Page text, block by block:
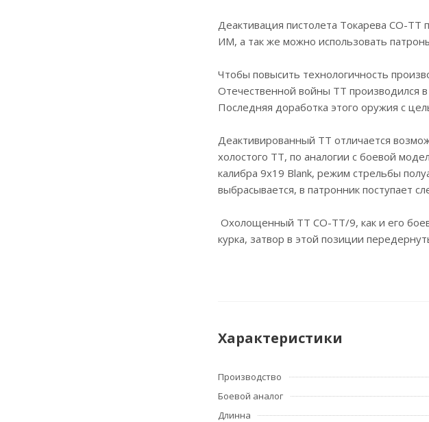
Деактивация пистолета Токарева СО-ТТ
ИМ, а так же можно использовать
Чтобы повысить технологичность
Отечественной войны ТТ производился
Последняя доработка этого оружия с
Деактивированный ТТ отличается
холостого ТТ, по аналогии с боевой
калибра 9x19 Blank, режим стрельбы
выбрасывается, в патронник поступает
Охолощенный ТТ СО-ТТ/9, как и его
курка, затвор в этой позиции
Характеристики
Производство
Боевой аналог
Длинна